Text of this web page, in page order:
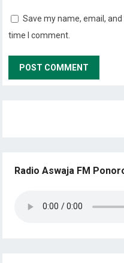
Save my name, email,
time I comment.
Radio Aswaja FM